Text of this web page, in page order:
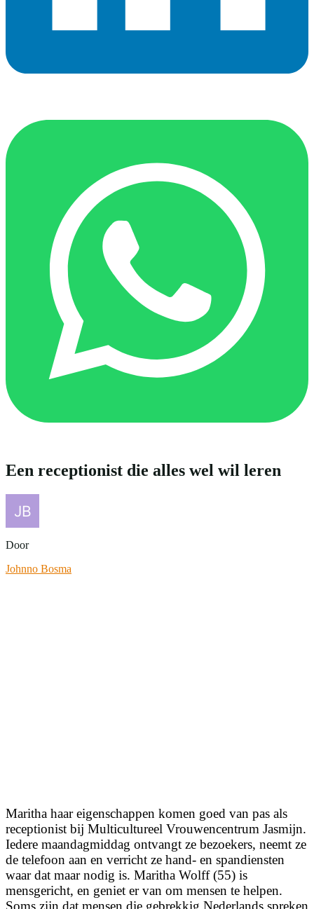
Een receptionist die alles wel wil leren
Door
Johnno Bosma
Maritha haar eigenschappen komen goed van pas als
receptionist bij Multicultureel Vrouwencentrum Jasmijn.
Iedere maandagmiddag ontvangt ze bezoekers, neemt ze
de telefoon aan en verricht ze hand- en spandiensten
waar dat maar nodig is. Maritha Wolff (55) is
mensgericht, en geniet er van om mensen te helpen.
Soms zijn dat mensen die gebrekkig Nederlands spreken